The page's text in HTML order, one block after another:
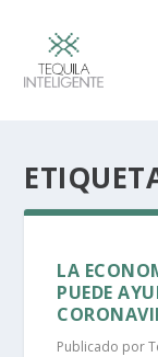
LA
PUEDE
Publicado por